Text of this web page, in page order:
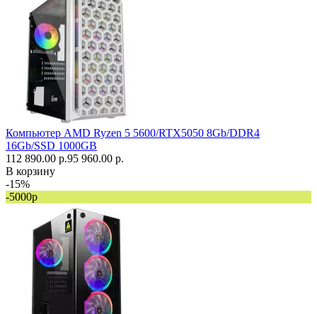
Компьютер AMD Ryzen 5 5600/RTX5050 8Gb/DDR4
16Gb/SSD 1000GB
112 890.00 р.95 960.00 р.
В корзину
-15%
-5000р